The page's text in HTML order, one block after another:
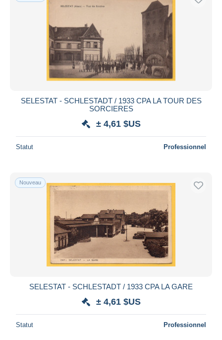
SELESTAT - SCHLESTADT / 1933 CPA LA TOUR DES
SORCIERES
± 4,61 $US
Statut Professionnel
Nouveau
SELESTAT - SCHLESTADT / 1933 CPA LA GARE
± 4,61 $US
Statut Professionnel